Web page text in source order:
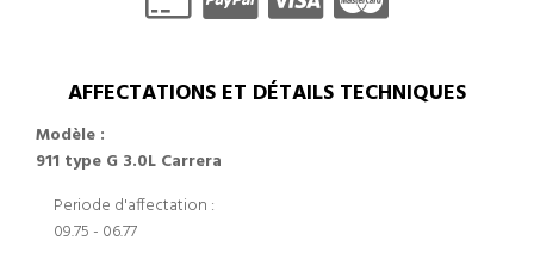
AFFECTATIONS ET DÉTAILS TECHNIQUES
Modèle :
911 type G 3.0L Carrera
Periode d'affectation :
09.75 - 06.77